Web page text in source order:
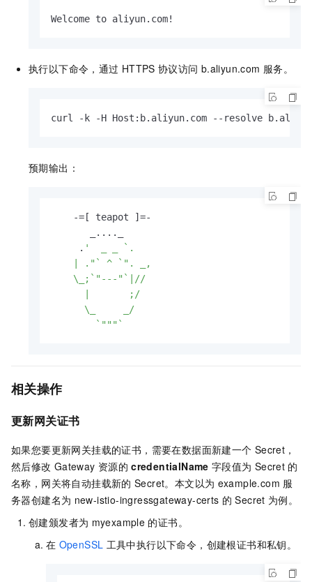
Welcome to aliyun.com!
执行以下命令，通过 HTTPS 协议访问 b.aliyun.com 服务。
curl -k -H Host:b.aliyun.com --resolve
预期输出：
    -=[ teapot ]=-
       _...._
     .
'  _ _ `.
    | ."` ^ `". _,
    \_;`"---"`|//
      |       ;/
      \_     _/
        `"""`
相关操作
更新网关证书
如果您要更新网关挂载的证书，需要在数据面新建一个 Secret，
然后修改 Gateway 资源的 credentialName 字段值为 Secret 的
名称，网关将自动挂载新的 Secret。本文以为 example.com 服
务器创建名为 new-istio-ingressgateway-certs 的 Secret 为例。
创建颁发者为 myexample 的证书。
在 OpenSSL 工具中执行以下命令，创建根证书和私钥。